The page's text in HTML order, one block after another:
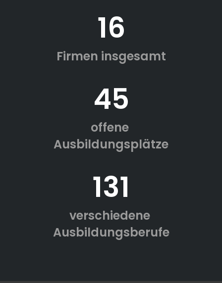
16
Firmen insgesamt
45
offene
Ausbildungsplätze
131
verschiedene
Ausbildungsberufe